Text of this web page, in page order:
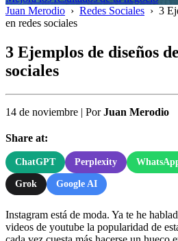
Juan Merodio › Redes Sociales › 3
en redes sociales
3 Ejemplos de diseños
sociales
14 de noviembre | PorJuan Merodio
Share at:
ChatGPT Perplexity
Grok Google AI
Instagram está de moda. Ya te he
videos de youtube la popularidad de